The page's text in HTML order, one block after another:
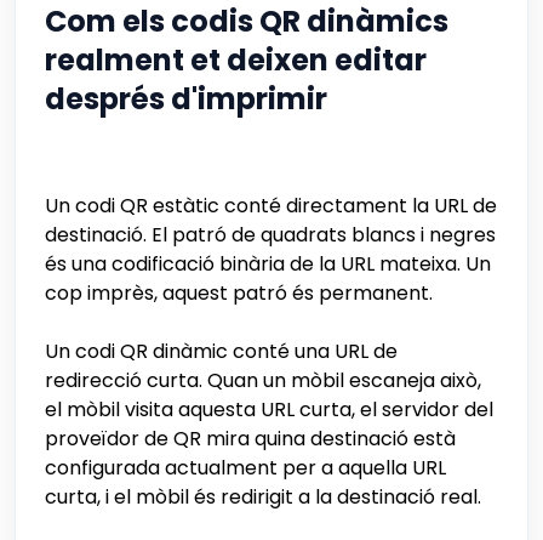
Com els codis QR dinàmics
realment et deixen editar
després d'imprimir
Un codi QR estàtic conté directament la URL de
destinació. El patró de quadrats blancs i negres
és una codificació binària de la URL mateixa. Un
cop imprès, aquest patró és permanent.
Un codi QR dinàmic conté una URL de
redirecció curta. Quan un mòbil escaneja això,
el mòbil visita aquesta URL curta, el servidor del
proveïdor de QR mira quina destinació està
configurada actualment per a aquella URL
curta, i el mòbil és redirigit a la destinació real.